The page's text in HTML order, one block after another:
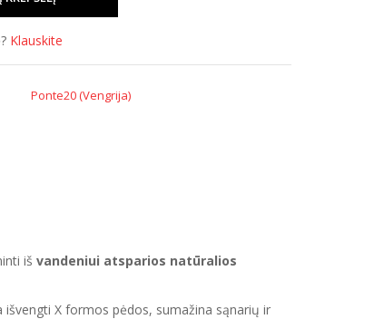
Klauskite
Ponte20 (Vengrija)
iš vandeniui atsparios natūralios
X formos pėdos, sumažina sąnarių ir